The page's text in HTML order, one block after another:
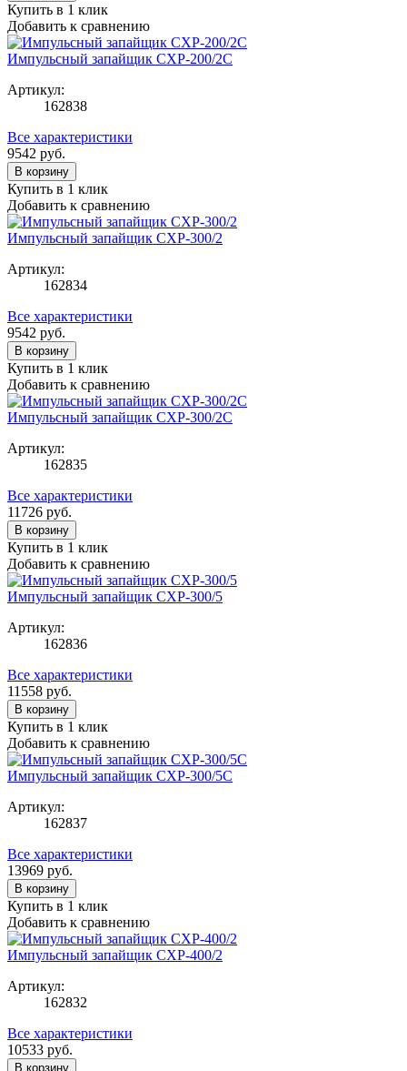
Купить в 1 клик
Добавить к сравнению
Импульсный запайщик CXP-200/2C
Артикул:
162838
Все характеристики
9542 руб.
В корзину
Купить в 1 клик
Добавить к сравнению
Импульсный запайщик CXP-300/2
Артикул:
162834
Все характеристики
9542 руб.
В корзину
Купить в 1 клик
Добавить к сравнению
Импульсный запайщик CXP-300/2C
Артикул:
162835
Все характеристики
11726 руб.
В корзину
Купить в 1 клик
Добавить к сравнению
Импульсный запайщик CXP-300/5
Артикул:
162836
Все характеристики
11558 руб.
В корзину
Купить в 1 клик
Добавить к сравнению
Импульсный запайщик CXP-300/5C
Артикул:
162837
Все характеристики
13969 руб.
В корзину
Купить в 1 клик
Добавить к сравнению
Импульсный запайщик CXP-400/2
Артикул:
162832
Все характеристики
10533 руб.
В корзину